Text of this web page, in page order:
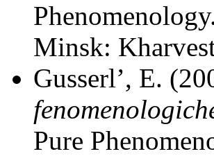
Minsk:
Gusserl’, E.
Pure